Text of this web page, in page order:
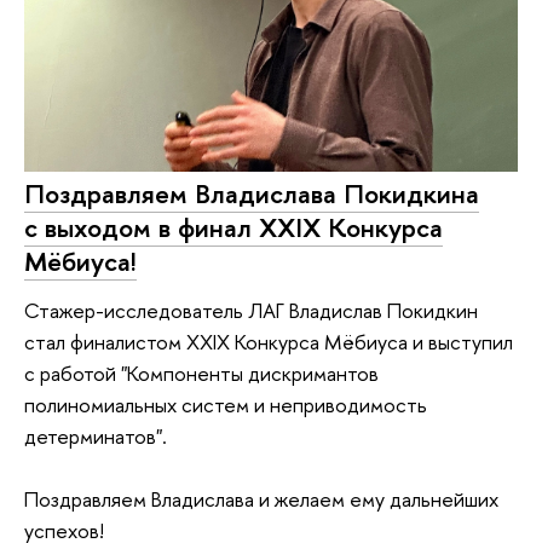
Поздравляем Владислава Покидкина
с выходом в финал XXIX Конкурса
Мёбиуса!
Стажер-исследователь ЛАГ Владислав Покидкин
стал финалистом XXIX Конкурса Мёбиуса и выступил
с работой "Компоненты дискримантов
полиномиальных систем и неприводимость
детерминатов".
Поздравляем Владислава и желаем ему дальнейших
успехов!